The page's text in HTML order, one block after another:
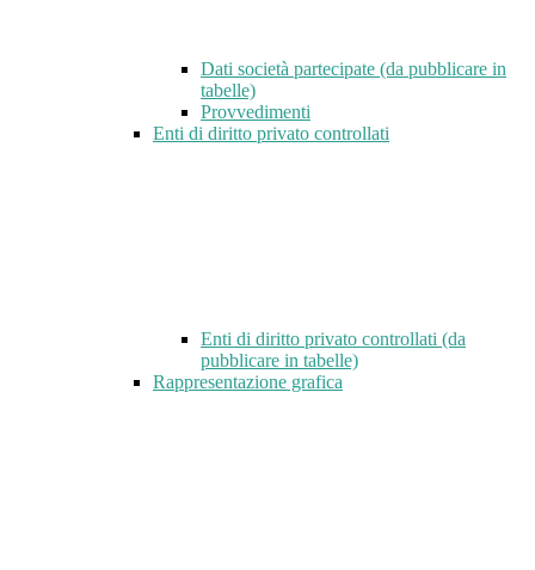
Dati società partecipate (da pubblicare in
tabelle)
Provvedimenti
Enti di diritto privato controllati
Enti di diritto privato controllati (da
pubblicare in tabelle)
Rappresentazione grafica